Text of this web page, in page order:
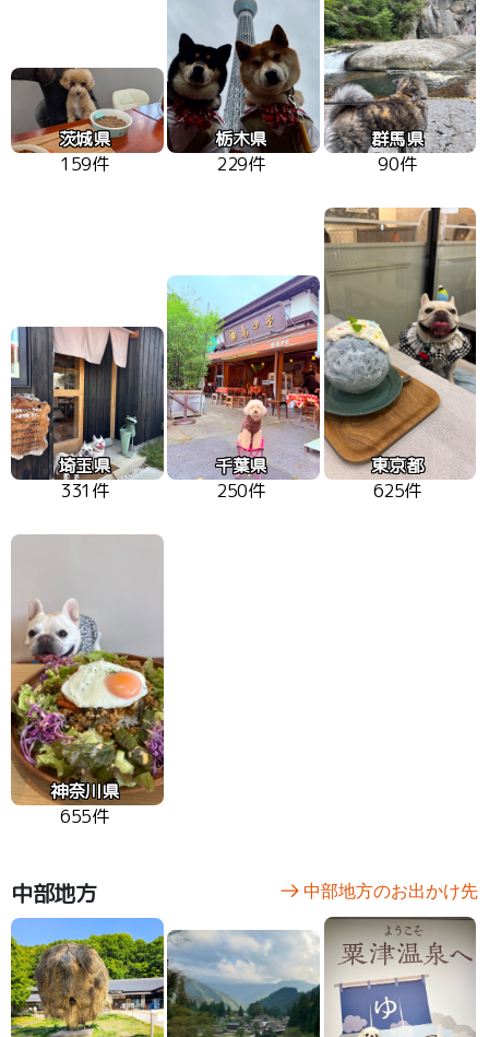
茨城県
159件
栃木県
229件
群馬県
90件
埼玉県
331件
千葉県
250件
東京都
625件
神奈川県
655件
中部地方 中部地方のお出かけ先